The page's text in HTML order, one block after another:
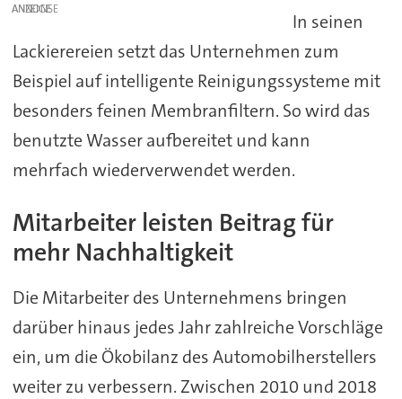
ANZEIGE
In seinen
Lackierereien setzt das Unternehmen zum
Beispiel auf intelligente Reinigungssysteme mit
besonders feinen Membranfiltern. So wird das
benutzte Wasser aufbereitet und kann
mehrfach wiederverwendet werden.
Mitarbeiter leisten Beitrag für
mehr Nachhaltigkeit
Die Mitarbeiter des Unternehmens bringen
darüber hinaus jedes Jahr zahlreiche Vorschläge
ein, um die Ökobilanz des Automobilherstellers
weiter zu verbessern. Zwischen 2010 und 2018